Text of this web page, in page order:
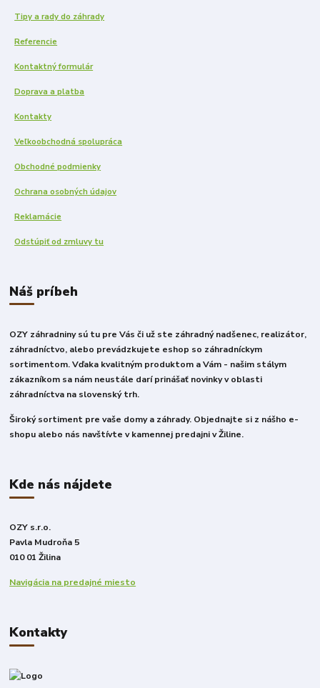
Tipy a rady do záhrady
Referencie
Kontaktný formulár
Doprava a platba
Kontakty
Veľkoobchodná spolupráca
Obchodné podmienky
Ochrana osobných údajov
Reklamácie
Odstúpiť od zmluvy tu
Náš príbeh
OZY záhradniny sú tu pre Vás či už ste záhradný nadšenec, realizátor,
záhradníctvo, alebo prevádzkujete eshop so záhradníckym
sortimentom. Vďaka kvalitným produktom a Vám - našim stálym
zákazníkom sa nám neustále darí prinášať novinky v oblasti
záhradníctva na slovenský trh.
Široký sortiment pre vaše domy a záhrady. Objednajte si z nášho e-
shopu alebo nás navštívte v kamennej predajni v Žiline.
Kde nás nájdete
OZY s.r.o.
Pavla Mudroňa 5
010 01 Žilina
Navigácia na predajné miesto
Kontakty